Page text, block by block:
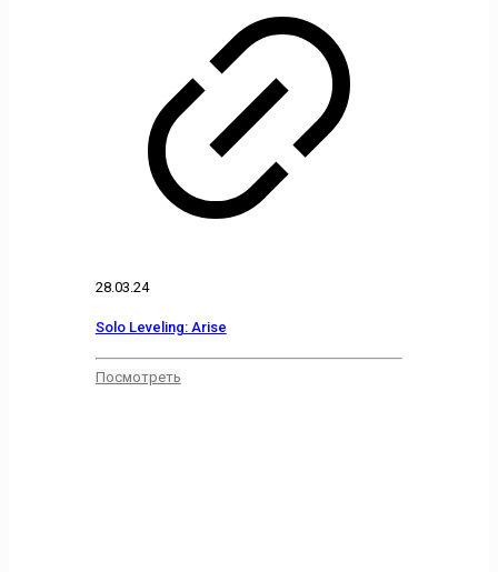
28.03.24
Solo Leveling: Arise
Посмотреть